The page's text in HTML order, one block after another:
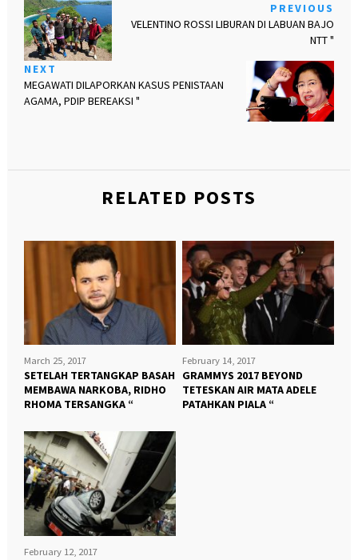
PREVIOUS
VELENTINO ROSSI LIBURAN DI LABUAN BAJO
NTT "
NEXT
MEGAWATI DILAPORKAN KASUS PENISTAAN
AGAMA, PDIP BEREAKSI "
RELATED POSTS
March 25, 2017
SETELAH TERTANGKAP BASAH
MEMBAWA NARKOBA, RIDHO
RHOMA TERSANGKA “
February 14, 2017
GRAMMYS 2017 BEYOND
TETESKAN AIR MATA ADELE
PATAHKAN PIALA “
February 12, 2017